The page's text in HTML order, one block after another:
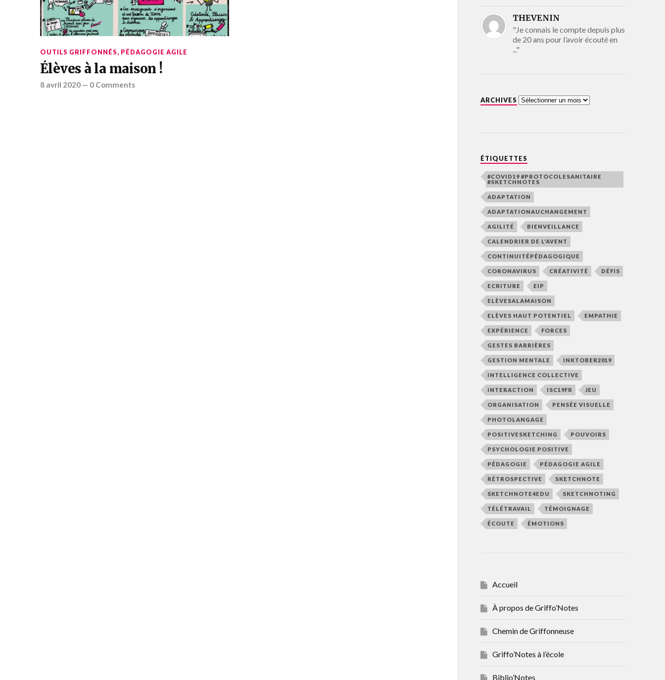
OUTILS GRIFFONNÉS, PÉDAGOGIE AGILE
Élèves à la maison !
8 avril 2020— 0 Comments
THEVENIN
"Je connais le compte depuis plus
de 20 ans pour l’avoir écouté en
..."
ARCHIVES
ÉTIQUETTES
#COVID19 #PROTOCOLESANITAIRE
#SKETCHNOTES
ADAPTATION
ADAPTATIONAUCHANGEMENT
AGILITÉ BIENVEILLANCE
CALENDRIER DE L'AVENT
CONTINUITÉPÉDAGOGIQUE
CORONAVIRUS CRÉATIVITÉ DÉFIS
ECRITURE EIP
ELÈVESALAMAISON
ELÈVES HAUT POTENTIEL EMPATHIE
EXPÉRIENCE FORCES
GESTES BARRIÈRES
GESTION MENTALE INKTOBER2019
INTELLIGENCE COLLECTIVE
INTERACTION ISC19FR JEU
ORGANISATION PENSÉE VISUELLE
PHOTOLANGAGE
POSITIVESKETCHING POUVOIRS
PSYCHOLOGIE POSITIVE
PÉDAGOGIE PÉDAGOGIE AGILE
RÉTROSPECTIVE SKETCHNOTE
SKETCHNOTE4EDU SKETCHNOTING
TÉLÉTRAVAIL TÉMOIGNAGE
ÉCOUTE ÉMOTIONS
Accueil
À propos de Griffo’Notes
Chemin de Griffonneuse
Griffo’Notes à l’école
Biblio’Notes